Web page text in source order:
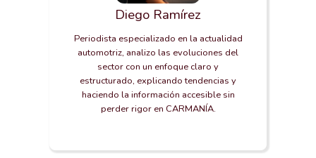
Diego Ramírez
Periodista especializado en la actualidad
automotriz, analizo las evoluciones del
sector con un enfoque claro y
estructurado, explicando tendencias y
haciendo la información accesible sin
perder rigor en CARMANÍA.